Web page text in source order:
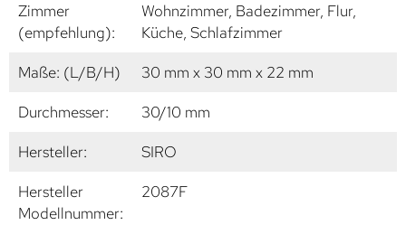
Zimmer
(empfehlung):
Wohnzimmer, Badezimmer, Flur,
Küche, Schlafzimmer
Maße: (L/B/H)
30 mm x 30 mm x 22 mm
Durchmesser:
30/10 mm
Hersteller:
SIRO
Hersteller
Modellnummer:
2087F